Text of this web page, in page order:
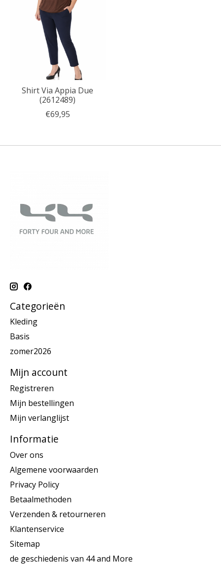
Shirt Via Appia Due
(2612489)
€69,95
Categorieën
Kleding
Basis
zomer2026
Mijn account
Registreren
Mijn bestellingen
Mijn verlanglijst
Informatie
Over ons
Algemene voorwaarden
Privacy Policy
Betaalmethoden
Verzenden & retourneren
Klantenservice
Sitemap
de geschiedenis van 44 and More